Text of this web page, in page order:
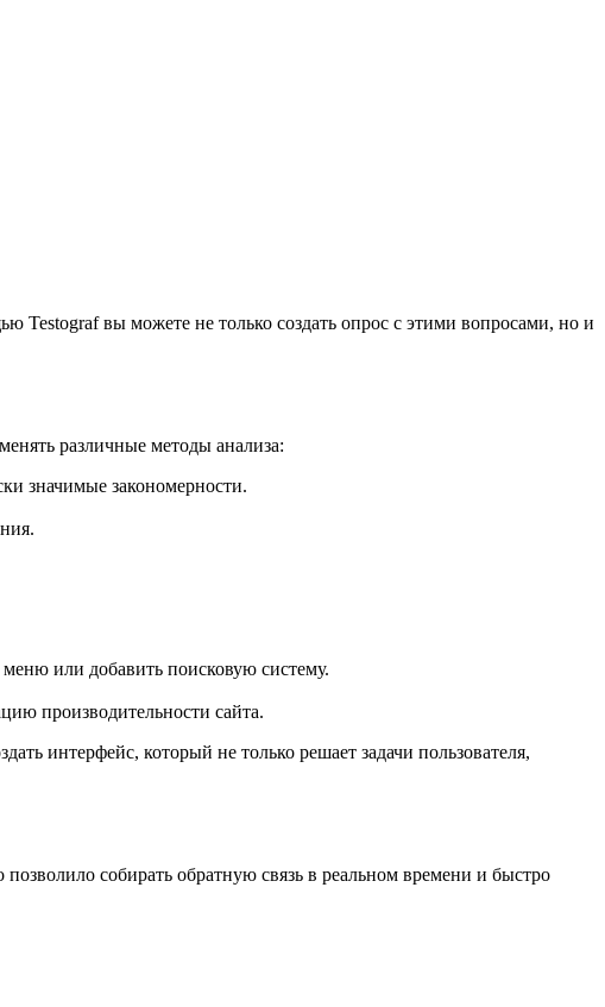
Testograf вы можете не только создать опрос с этими вопросами, но и
различные методы анализа:
значимые закономерности.
или добавить поисковую систему.
производительности сайта.
интерфейс, который не только решает задачи пользователя,
собирать обратную связь в реальном времени и быстро